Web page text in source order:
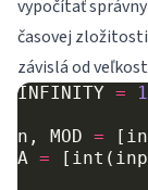
vypočítať
časovej zložitosti
závislá od
INFINITY =
n , MOD = [
A = [ int (